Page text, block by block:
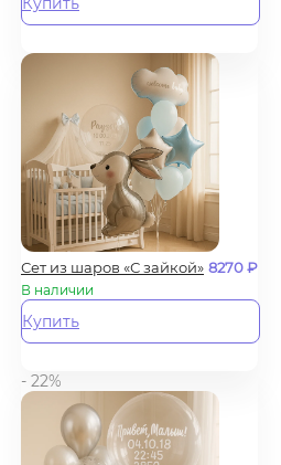
Сет из шаров «С зайкой» 8270₽
В наличии
Купить
- 22%